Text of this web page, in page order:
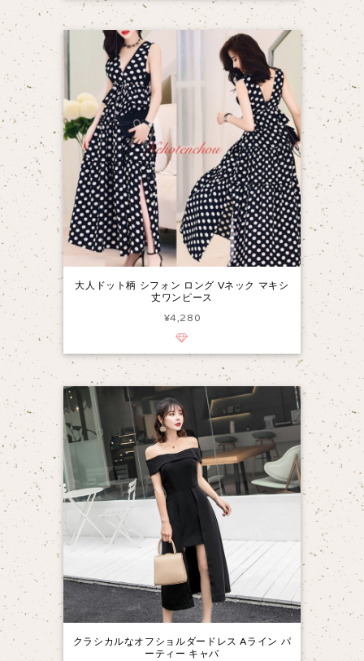
大人ドット柄 シフォン ロング Vネック マキシ
丈ワンピース
¥4,280
クラシカルなオフショルダードレス Aライン パ
ーティー キャバ